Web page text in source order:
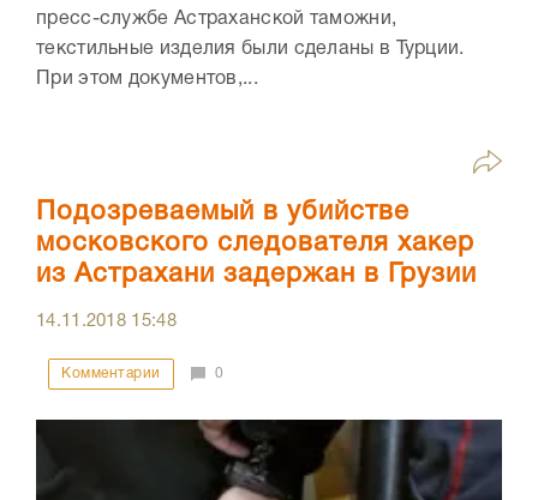
пресс-службе Астраханской таможни,
текстильные изделия были сделаны в Турции.
При этом документов,...
Подозреваемый в убийстве
московского следователя хакер
из Астрахани задержан в Грузии
14.11.2018 15:48
Комментарии 0